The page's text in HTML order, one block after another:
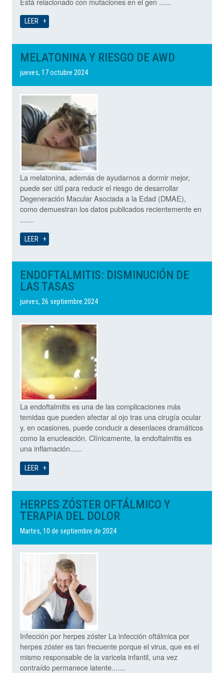
LEER
MELATONINA Y RIESGO DE AWD
jueves, 17 octubre 2024
La melatonina, además de ayudarnos a dormir mejor,
puede ser útil para reducir el riesgo de desarrollar
Degeneración Macular Asociada a la Edad (DMAE),
como demuestran los datos publicados recientemente en
.......
LEER
ENDOFTALMITIS: DISMINUCIÓN DE
LAS TASAS
jueves, 26 septiembre 2024
La endoftalmitis es una de las complicaciones más
temidas que pueden afectar al ojo tras una cirugía ocular
y, en ocasiones, puede conducir a desenlaces dramáticos
como la enucleación. Clínicamente, la endoftalmitis es
una inflamación......
LEER
HERPES ZÓSTER OFTÁLMICO Y
TERAPIA DEL DOLOR
Martes, 10 de septiembre de 2024
Infección por herpes zóster La infección oftálmica por
herpes zóster es tan frecuente porque el virus, que es el
mismo responsable de la varicela infantil, una vez
contraído permanece latente.......